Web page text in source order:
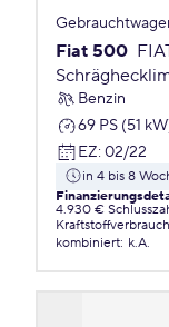
Fiat 500
Benzin
69 PS (51
EZ: 02/22
in 4 bis 8
4.930 €
kombiniert: k.A.